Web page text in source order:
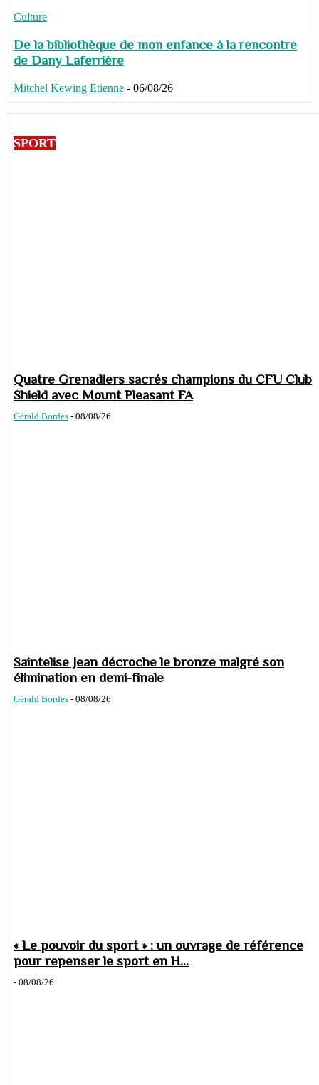
Culture
De la bibliothèque de mon enfance à la rencontre
de Dany Laferrière
Mitchel Kewing Etienne - 06/08/26
SPORT
Quatre Grenadiers sacrés champions du CFU Club
Shield avec Mount Pleasant FA
Gérald Bordes - 08/08/26
Saintelise Jean décroche le bronze malgré son
élimination en demi-finale
Gérald Bordes - 08/08/26
« Le pouvoir du sport » : un ouvrage de référence
pour repenser le sport en H...
- 08/08/26